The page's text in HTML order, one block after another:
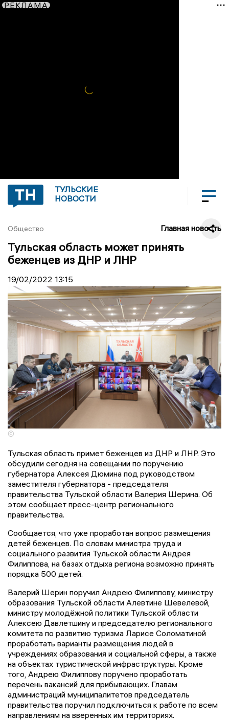
РЕКЛАМА
ТУЛЬСКИЕ
НОВОСТИ
Общество Главная новость
Тульская область может принять
беженцев из ДНР и ЛНР
19/02/2022 13:15
©
Тульская область примет беженцев из ДНР и ЛНР. Это
обсудили сегодня на совещании по поручению
губернатора Алексея Дюмина под руководством
заместителя губернатора - председателя
правительства Тульской области Валерия Шерина. Об
этом сообщает пресс-центр регионального
правительства.
Сообщается, что уже проработан вопрос размещения
детей беженцев. По словам министра труда и
социального развития Тульской области Андрея
Филиппова, на базах отдыха региона возможно принять
порядка 500 детей.
Валерий Шерин поручил Андрею Филиппову, министру
образования Тульской области Алевтине Шевелевой,
министру молодёжной политики Тульской области
Алексею Давлетшину и председателю регионального
комитета по развитию туризма Ларисе Соломатиной
проработать варианты размещения людей в
учреждениях образования и социальной сферы, а также
на объектах туристической инфраструктуры. Кроме
того, Андрею Филиппову поручено проработать
перечень вакансий для прибывающих. Главам
администраций муниципалитетов председатель
правительства поручил подключиться к работе по всем
направлениям на вверенных им территориях.